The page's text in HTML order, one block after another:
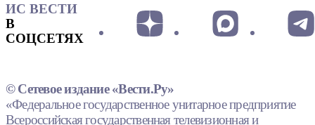
ИС ВЕСТИ
В
СОЦСЕТЯХ
© Сетевое издание «Вести.Ру»
«Федеральное государственное унитарное предприятие
Всероссийская государственная телевизионная и